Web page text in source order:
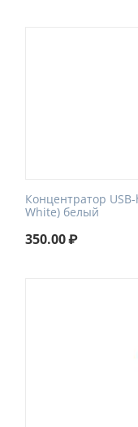
Концентратор
White) белый
350.00₽